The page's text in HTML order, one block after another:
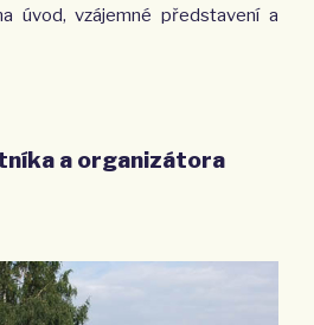
úvod, vzájemné představení a
a organizátora